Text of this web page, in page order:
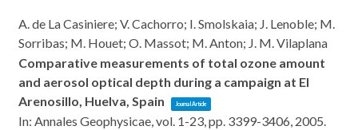
A. de La Casiniere; V. Cachorro; I. Smolskaia; J. Lenoble; M.
Sorribas; M. Houet; O. Massot; M. Anton; J. M. Vilaplana
Comparative measurements of total ozone amount
and aerosol optical depth during a campaign at El
Arenosillo, Huelva, Spain
Journal Article
In: Annales Geophysicae,vol. 1-23,pp. 3399-3406, 2005.